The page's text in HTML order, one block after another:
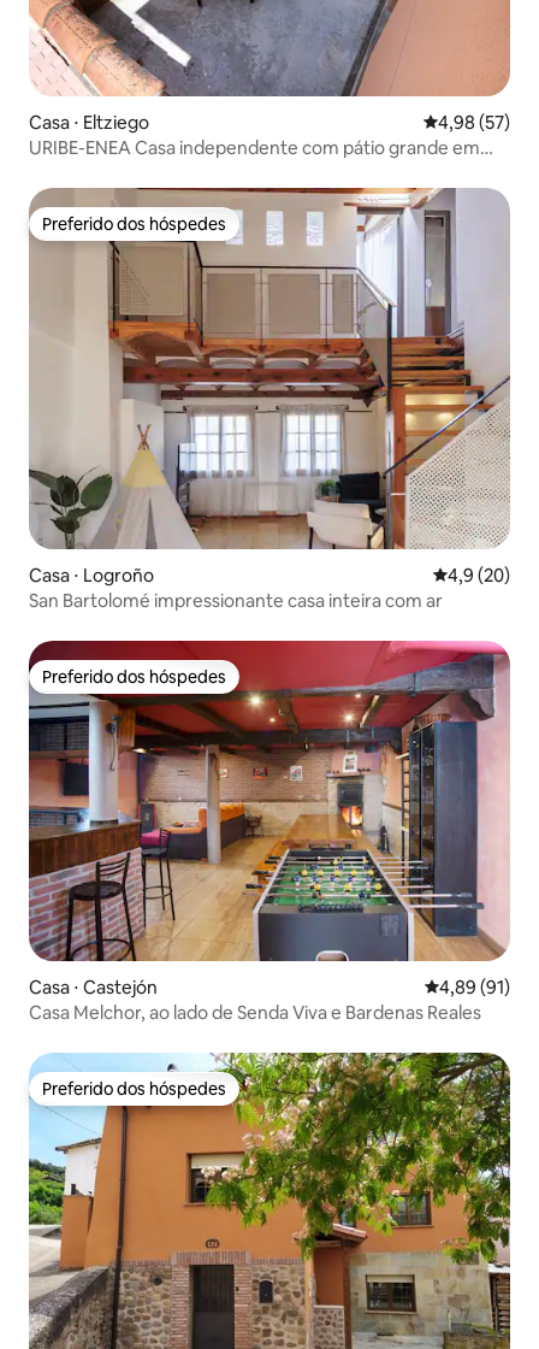
Casa ⋅ Eltziego 4,98 de uma
4,98 (57)
URIBE-ENEA Casa independente com pátio grande em
Preferido dos hóspedes
Preferido dos hóspedes
Casa ⋅ Logroño 4,9 de uma
4,9 (20)
San Bartolomé impressionante casa inteira com ar
Preferido dos hóspedes
Preferido dos hóspedes
Casa ⋅ Castejón 4,89 de uma
4,89 (91)
Casa Melchor, ao lado de Senda Viva e Bardenas Reales
Preferido dos hóspedes
Preferido dos hóspedes